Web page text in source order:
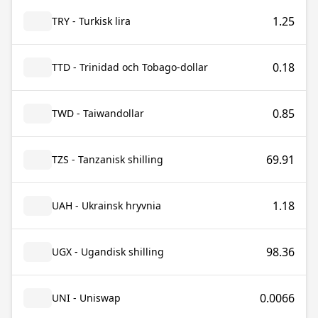
TRY - Turkisk lira 1.25
TTD - Trinidad och Tobago-dollar 0.18
TWD - Taiwandollar 0.85
TZS - Tanzanisk shilling 69.91
UAH - Ukrainsk hryvnia 1.18
UGX - Ugandisk shilling 98.36
UNI - Uniswap 0.0066